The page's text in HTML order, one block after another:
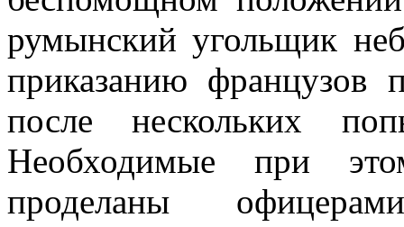
румынский угольщик
приказанию французов
пос­ле нескольких
Необходимые при
проделаны